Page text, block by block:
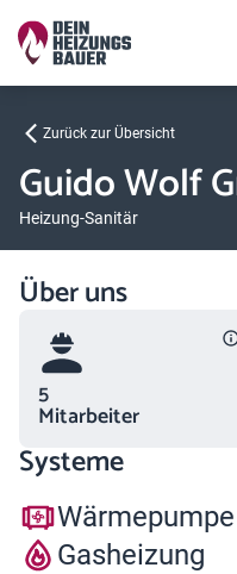
Zurück zur Übersicht
Guido Wolf
Heizung-Sanitär
Über uns
5
Mitarbeiter
Systeme
Wärmepumpe
Gasheizung